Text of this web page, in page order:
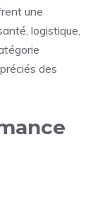
une
logistique,
des